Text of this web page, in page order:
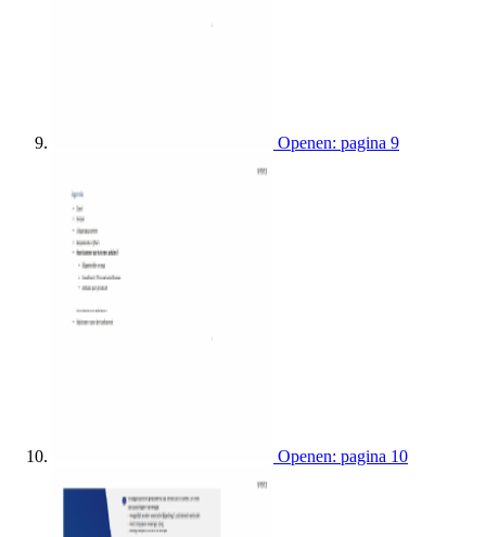
Openen: pagina 9
Openen: pagina 10